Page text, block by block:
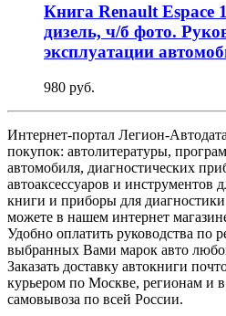
Книга Renault Espace
дизель, ч/б фото.
эксплуатации
980 руб.
Интернет-портал Легион-
покупок: автолитературы,
автомобиля, диагностических
автоаксессуаров и инструментов
книги и приборы для
можете в нашем интернет
Удобно оплатить руководства по
выбранных Вами марок авто
Заказать доставку автокниги
курьером по Москве, регионам и
самовывоза по всей России.